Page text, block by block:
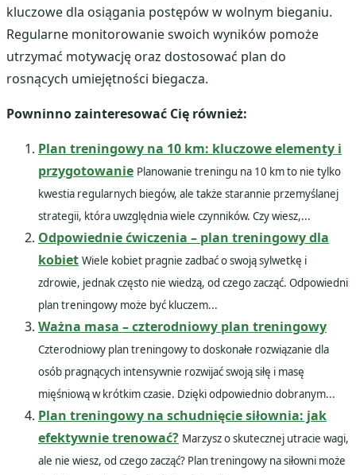
kluczowe dla osiągania postępów w wolnym bieganiu.
Regularne monitorowanie swoich wyników pomoże
utrzymać motywację oraz dostosować plan do
rosnących umiejętności biegacza.
Powninno zainteresować Cię również:
Plan treningowy na 10 km: kluczowe elementy i
przygotowanie Planowanie treningu na 10 km to nie tylko
kwestia regularnych biegów, ale także starannie przemyślanej
strategii, która uwzględnia wiele czynników. Czy wiesz,...
Odpowiednie ćwiczenia – plan treningowy dla
kobiet Wiele kobiet pragnie zadbać o swoją sylwetkę i
zdrowie, jednak często nie wiedzą, od czego zacząć. Odpowiedni
plan treningowy może być kluczem...
Ważna masa – czterodniowy plan treningowy
Czterodniowy plan treningowy to doskonałe rozwiązanie dla
osób pragnących intensywnie rozwijać swoją siłę i masę
mięśniową w krótkim czasie. Dzięki odpowiednio dobranym...
Plan treningowy na schudnięcie siłownia: jak
efektywnie trenować? Marzysz o skutecznej utracie wagi,
ale nie wiesz, od czego zacząć? Plan treningowy na siłowni może